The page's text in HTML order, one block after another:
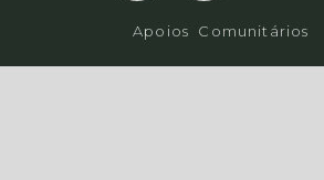
Apoios Comunitários